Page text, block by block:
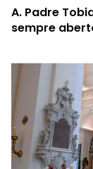
A. Padre
sempre